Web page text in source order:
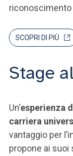
riconoscimento
SCOPRI DI PIÙ
Stage
Un’esperienza
carriera
vantaggio per
propone ai suoi